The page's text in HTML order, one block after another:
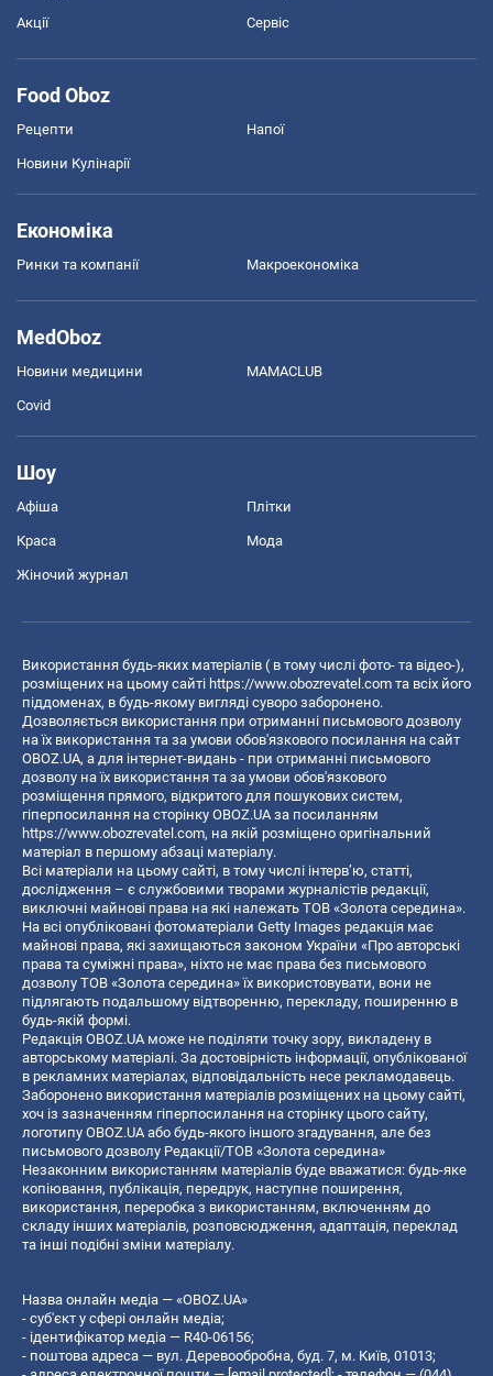
Акції Сервіс
Food Oboz
Рецепти Напої
Новини Кулінарії
Економіка
Ринки та компанії Макроекономіка
MedOboz
Новини медицини MAMACLUB
Covid
Шоу
Афіша Плітки
Краса Мода
Жіночий журнал
Використання будь-яких матеріалів ( в тому числі фото- та відео-),
розміщених на цьому сайті https://www.obozrevatel.com та всіх його
піддоменах, в будь-якому вигляді суворо заборонено.
Дозволяється використання при отриманні письмового дозволу
на їх використання та за умови обов'язкового посилання на сайт
OBOZ.UA, а для інтернет-видань - при отриманні письмового
дозволу на їх використання та за умови обов'язкового
розміщення прямого, відкритого для пошукових систем,
гіперпосилання на сторінку OBOZ.UA за посиланням
https://www.obozrevatel.com, на якій розміщено оригінальний
матеріал в першому абзаці матеріалу.
Всі матеріали на цьому сайті, в тому числі інтерв’ю, статті,
дослідження – є службовими творами журналістів редакції,
виключні майнові права на які належать ТОВ «Золота середина».
На всі опубліковані фотоматеріали Getty Images редакція має
майнові права, які захищаються законом України «Про авторські
права та суміжні права», ніхто не має права без письмового
дозволу ТОВ «Золота середина» їх використовувати, вони не
підлягають подальшому відтворенню, перекладу, поширенню в
будь-якій формі.
Редакція OBOZ.UA може не поділяти точку зору, викладену в
авторському матеріалі. За достовірність інформації, опублікованої
в рекламних матеріалах, відповідальність несе рекламодавець.
Заборонено використання матеріалів розміщених на цьому сайті,
хоч із зазначенням гіперпосилання на сторінку цього сайту,
логотипу OBOZ.UA або будь-якого іншого згадування, але без
письмового дозволу Редакції/ТОВ «Золота середина»
Незаконним використанням матеріалів буде вважатися: будь-яке
копiювання, публiкацiя, передрук, наступне поширення,
використання, переробка з використанням, включенням до
складу інших матеріалів, розповсюдження, адаптація, переклад
та інші подібні зміни матеріалу.
Назва онлайн медіа — «OBOZ.UA»
- суб'єкт у сфері онлайн медіа;
- ідентифікатор медіа — R40-06156;
- поштова адреса — вул. Деревообробна, буд. 7, м. Київ, 01013;